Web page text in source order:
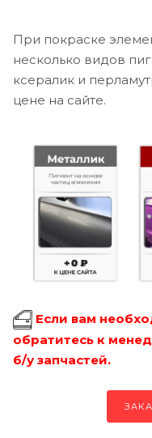
При покраске
несколько видов
ксералик и
цене на сайте.
Если вам
обратитесь к
б/у запчастей.